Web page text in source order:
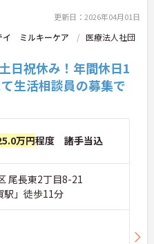
更新日：2026年04月01日
イ ミルキーケア
医療法人社団
日祝休み！年間休日1
生活相談員の募集で
万円程度 諸手当込
尾長東2丁目8-21
駅」徒歩11分